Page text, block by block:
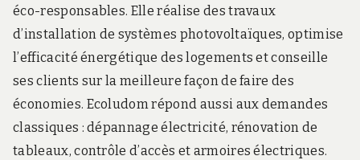
éco-responsables. Elle réalise des travaux
d’installation de systèmes photovoltaïques, optimise
l’efficacité énergétique des logements et conseille
ses clients sur la meilleure façon de faire des
économies. Ecoludom répond aussi aux demandes
classiques : dépannage électricité, rénovation de
tableaux, contrôle d’accès et armoires électriques.